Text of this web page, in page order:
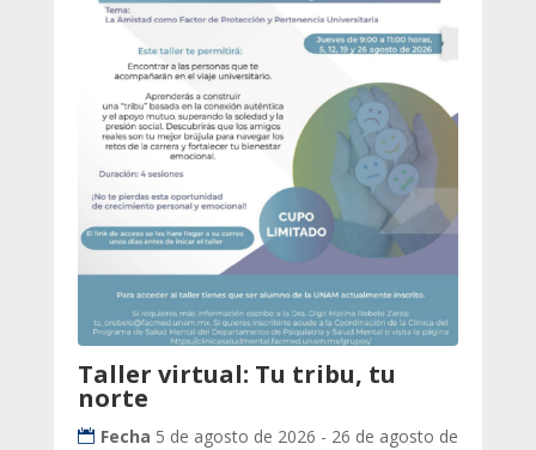
Taller virtual: Tu tribu, tu
norte
Fecha 5 de agosto de 2026 - 26 de agosto de